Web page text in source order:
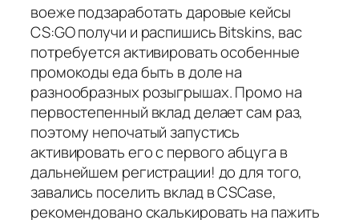
воеже подзаработать даровые кейсы
CS:GO получи и распишись Bitskins, вас
потребуется активировать особенные
промокоды еда быть в доле на
разнообразных розыгрышах. Промо на
первостепенный вклад делает сам раз,
поэтому непочатый запустись
активировать его с первого абцуга в
дальнейшем регистрации! до для того,
завались поселить вклад в CSCase,
рекомендовано скалькировать на пажить